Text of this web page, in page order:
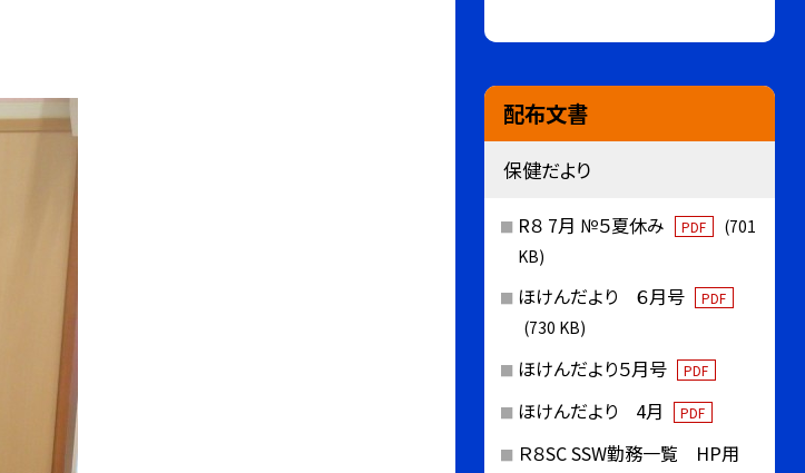
配布文書
保健だより
R８ 7月 №５夏休み PDF
(701
KB)
ほけんだより ６月号 PDF
(730 KB)
ほけんだより５月号 PDF
ほけんだより 4月 PDF
Ｒ８SC SSW勤務一覧 HP用